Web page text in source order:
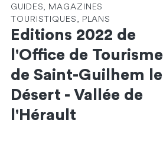
GUIDES, MAGAZINES
TOURISTIQUES, PLANS
Editions 2022 de
l'Office de Tourisme
de Saint-Guilhem le
Désert - Vallée de
l'Hérault